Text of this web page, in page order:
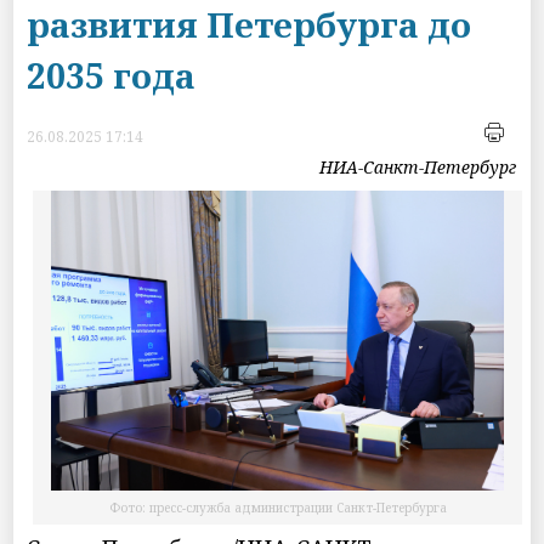
развития Петербурга до
2035 года
26.08.2025 17:14
НИА-Санкт-Петербург
Фото: пресс-служба администрации Санкт-Петербурга